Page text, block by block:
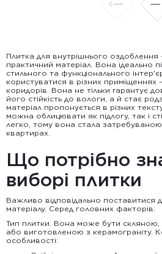
Плитка для внутрішнього оздоблення
практичний матеріал. Вона ідеально
стильного та функціонального
користуватися в різних приміщеннях
коридорів. Вона не тільки гарантує
його стійкість до вологи, а й стає
матеріал пропонується в різних
можна облицювати як підлогу, так і
легко, тому вона стала затребуваною
квартирах.
Що потрібно
виборі плитки
Важливо відповідально поставитися
матеріалу. Серед головних факторів:
Тип плитки. Вона може бути
або виготовленою з керамограніту.
особливості: